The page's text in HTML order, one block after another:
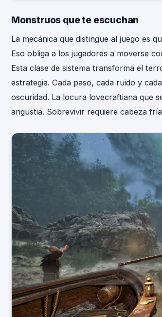
Monstruos que te escuchan
La mecánica que distingue al juego es
Eso obliga a los jugadores a moverse
Esta clase de sistema transforma el
estrategia. Cada paso, cada ruido y
oscuridad. La locura lovecraftiana que
angustia. Sobrevivir requiere cabeza